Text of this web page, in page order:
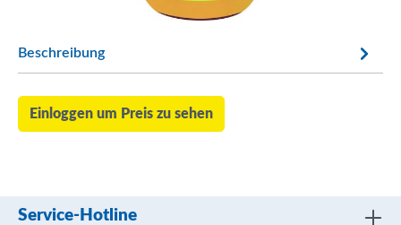
Beschreibung
Einloggen um Preis zu sehen
Service-Hotline